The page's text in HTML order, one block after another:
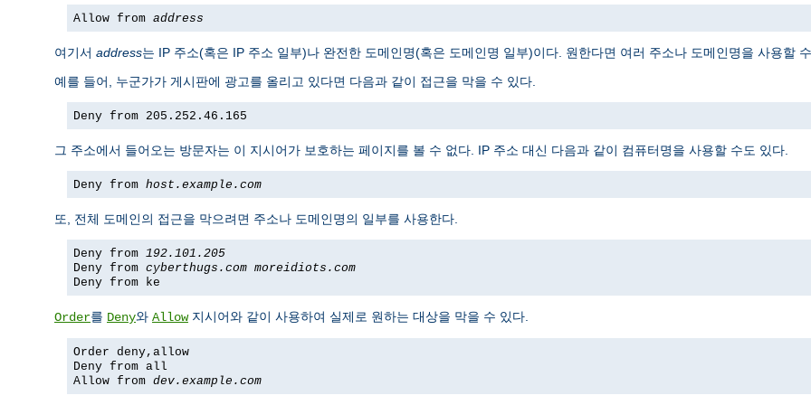
Allow from address
여기서 address는 IP 주소(혹은 IP 주소 일부)나 완전한 도메인명(혹은 도메인명 일부)이다. 원한다면 여러 주소나 도메인명을 사용할
예를 들어, 누군가가 게시판에 광고를 올리고 있다면 다음과 같이 접근을 막을 수 있다.
Deny from 205.252.46.165
그 주소에서 들어오는 방문자는 이 지시어가 보호하는 페이지를 볼 수 없다. IP 주소 대신 다음과 같이 컴퓨터명을 사용할 수도 있다.
Deny from host.example.com
또, 전체 도메인의 접근을 막으려면 주소나 도메인명의 일부를 사용한다.
Deny from 192.101.205
Deny from cyberthugs.com moreidiots.com
Deny from ke
Order를 Deny와 Allow지시어와 같이 사용하여 실제로 원하는 대상을 막을 수 있다.
Order deny,allow
Deny from all
Allow from dev.example.com